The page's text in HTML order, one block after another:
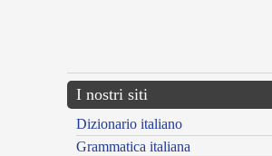
I nostri siti
Dizionario italiano
Grammatica italiana